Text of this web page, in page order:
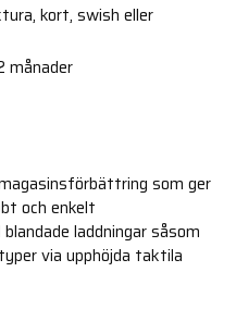
kort, swish eller
månader
som ger
och enkelt
laddningar såsom
via upphöjda taktila